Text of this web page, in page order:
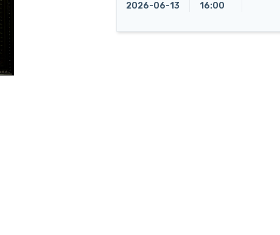
2026-06-13
16:00